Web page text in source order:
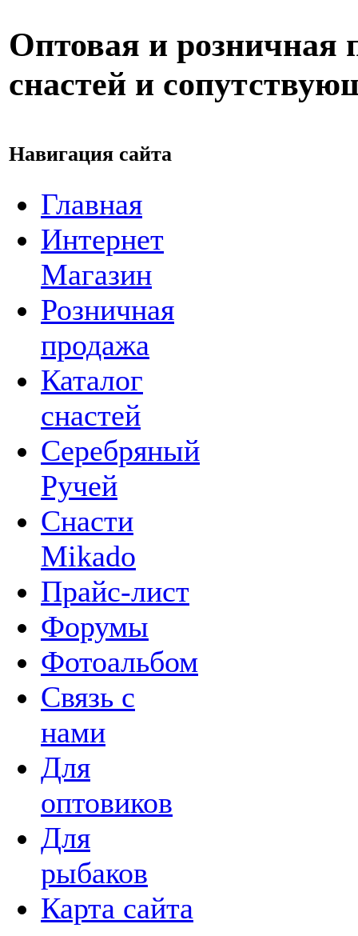
Оптовая и розничная
снастей и
Навигация сайта
Главная
Интернет
Магазин
Розничная
продажа
Каталог
снастей
Серебряный
Ручей
Снасти
Mikado
Прайс-лист
Форумы
Фотоальбом
Связь с
нами
Для
оптовиков
Для
рыбаков
Карта сайта